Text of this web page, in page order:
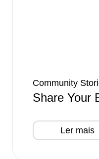
Community
Share Your
Ler mais